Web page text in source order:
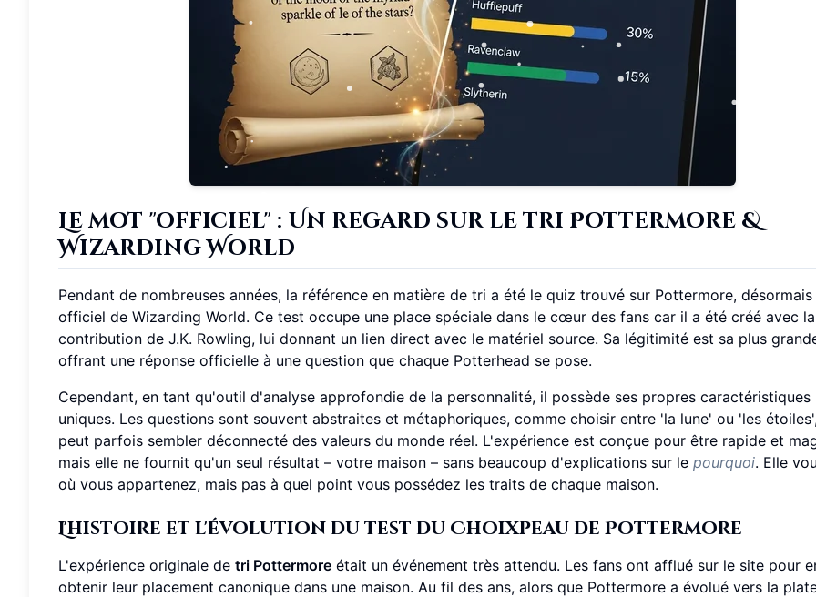
Le mot "officiel" : Un regard sur le tri Pottermore &
Wizarding World
Pendant de nombreuses années, la référence en matière de tri a été le quiz trouvé sur Pottermore,
officiel de Wizarding World. Ce test occupe une place spéciale dans le cœur des fans car il a été créé avec la
contribution de J.K. Rowling, lui donnant un lien direct avec le matériel source. Sa légitimité est sa plus
offrant une réponse officielle à une question que chaque Potterhead se pose.
Cependant, en tant qu'outil d'analyse approfondie de la personnalité, il possède ses propres caractéristiques
uniques. Les questions sont souvent abstraites et métaphoriques, comme choisir entre 'la lune' ou 'les
peut parfois sembler déconnecté des valeurs du monde réel. L'expérience est conçue pour être rapide et
mais elle ne fournit qu'un seul résultat – votre maison – sans beaucoup d'explications sur le pourquoi. Elle
où vous appartenez, mais pas à quel point vous possédez les traits de chaque maison.
L'histoire et l'évolution du test du Choixpeau de Pottermore
L'expérience originale de tri Pottermore était un événement très attendu. Les fans ont afflué sur le site pour
obtenir leur placement canonique dans une maison. Au fil des ans, alors que Pottermore a évolué vers la